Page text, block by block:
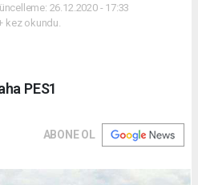
26.12.2020 - 17:33
kez okundu.
PES1
ABONE OL